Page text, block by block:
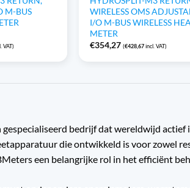
M-BUS
VAT)
WIRELESS OMS
I/O M-BUS WIRELESS
METER
€354,27 (€428,67incl. VAT)
gespecialiseerd bedrijf dat wereldwijd
die ontwikkeld is voor zowel
een belangrijke rol in het efficiënt